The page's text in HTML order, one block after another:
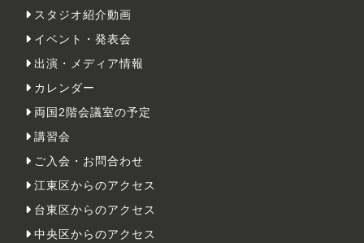
スタジオ紹介動画
イベント・発表会
出演・メディア情報
カレンダー
両国2階会議室の予定
講習会
ご入会・お問合わせ
江東区からのアクセス
台東区からのアクセス
中央区からのアクセス